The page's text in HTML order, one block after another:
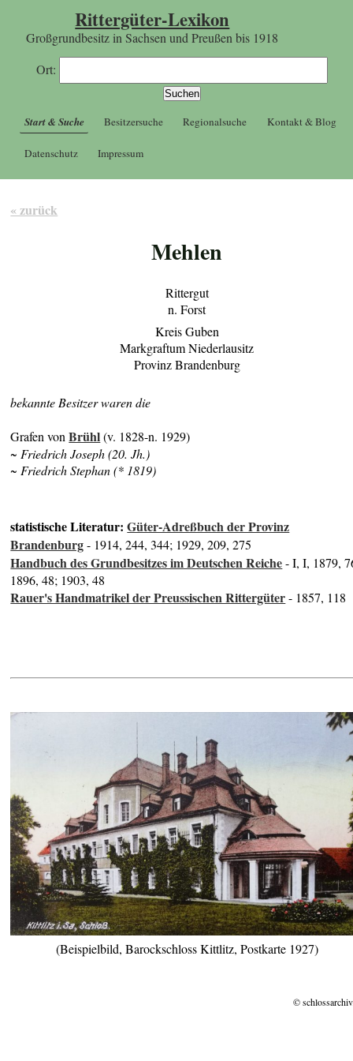
Rittergüter-Lexikon
Großgrundbesitz in Sachsen und Preußen bis 1918
Ort:
Start & Suche Besitzersuche Regionalsuche Kontakt & Blog
Datenschutz Impressum
« zurück
Mehlen
Rittergut
n. Forst
Kreis Guben
Markgraftum Niederlausitz
Provinz Brandenburg
bekannte Besitzer waren die
Grafen vonBrühl(v. 1828-n. 1929)
~ Friedrich Joseph (20. Jh.)
~ Friedrich Stephan (* 1819)
statistische Literatur:Güter-Adreßbuch der Provinz
Brandenburg- 1914, 244, 344; 1929, 209, 275
Handbuch des Grundbesitzes im Deutschen Reiche- I, I, 1879,
1896, 48; 1903, 48
Rauer's Handmatrikel der Preussischen Rittergüter- 1857, 118
(Beispielbild, Barockschloss Kittlitz, Postkarte 1927)
©